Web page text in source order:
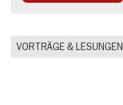
VORTRÄGE & LESUNGEN